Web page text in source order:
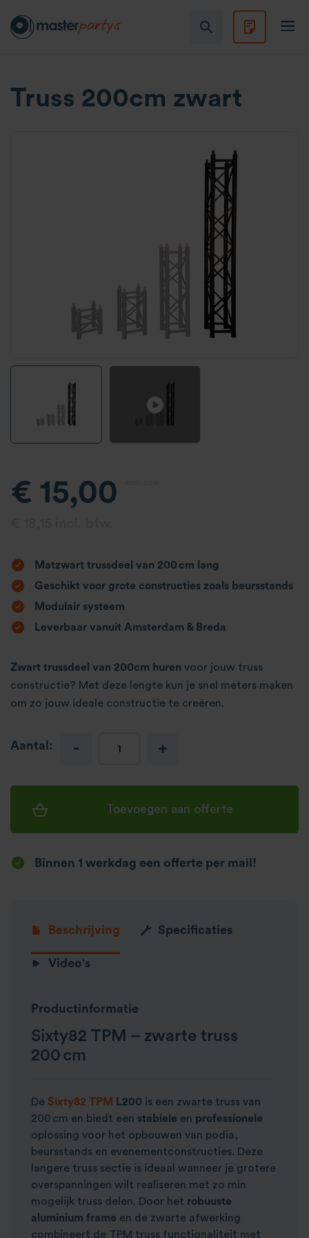
Truss 200cm zwart
€ 15,00
Matzwart trussdeel van 200 cm lang
Geschikt voor grote constructies zoals beursstands
Modulair systeem
Leverbaar vanuit Amsterdam & Breda
Zwart trussdeel van 200cm huren voor jouw truss
constructie? Met deze lengte kun je snel meters maken
om zo jouw ideale constructie te creëren.
Aantal: - +
Toevoegen aan offerte
Binnen 1 werkdag een offerte per mail!
Beschrijving Specificaties
Video's
Productinformatie
Sixty82 TPM – zwarte truss
200 cm
De Sixty82 TPM L200 is een zwarte truss van
200 cm en biedt een stabiele en professionele
oplossing voor het opbouwen van podia,
beursstands en evenementconstructies. Deze
langere truss sectie is ideaal wanneer je grotere
overspanningen wilt realiseren met zo min
mogelijk truss delen. Door het robuuste
aluminium frame en de zwarte afwerking
combineert de TPM truss functionaliteit met